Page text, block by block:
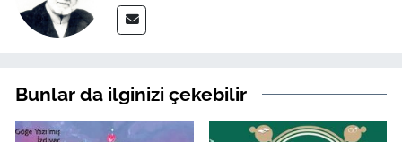
Bunlar da ilginizi çekebilir